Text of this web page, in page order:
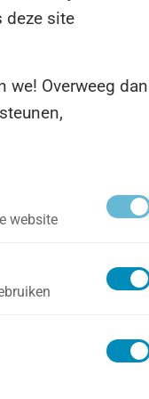
die sinds een
niet alleen om
worden
de Aap worden er
te denken. Zo
en hun
deze site
we! Overweeg dan
website